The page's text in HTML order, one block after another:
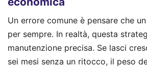
Un errore comune è pensare che
per sempre. In realtà, questa
manutenzione precisa. Se lasci
sei mesi senza un ritocco, il peso